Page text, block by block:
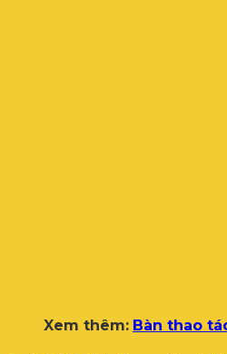
Xem thêm: Bàn thao